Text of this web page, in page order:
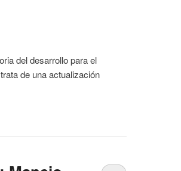
del desarrollo para el
de una actualización